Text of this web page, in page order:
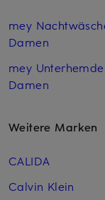
mey
Damen
mey
Damen
Weitere Marken
CALIDA
Calvin Klein